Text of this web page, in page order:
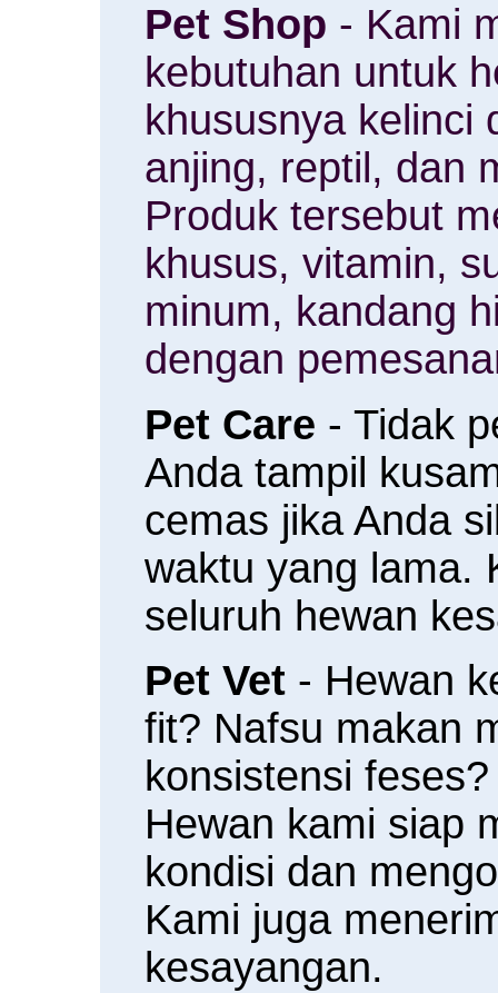
Pet Shop - Kami
kebutuhan untuk
khususnya kelinci
anjing, reptil, dan
Produk tersebut
khusus, vitamin,
minum, kandang
dengan
Pet Care - Tidak
Anda tampil
cemas jika Anda
waktu yang lama.
seluruh hewan
Pet Vet - Hewan
fit? Nafsu makan
konsistensi
Hewan kami siap
kondisi dan
Kami juga
kesayangan.